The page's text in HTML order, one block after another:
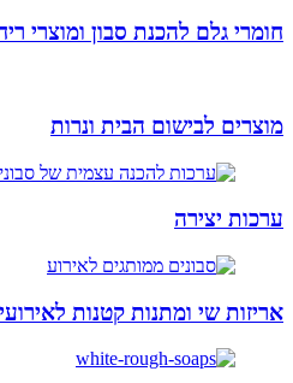
חומרי גלם להכנת סבון ומוצרי
מוצרים לבישום הבית ונרות
ערכות יצירה
אריזות שי ומתנות קטנות